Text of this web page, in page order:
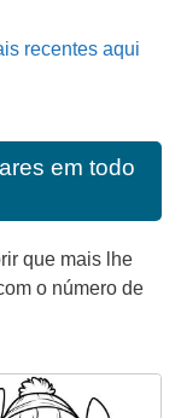
recentes aqui
em todo
que mais lhe
o número de